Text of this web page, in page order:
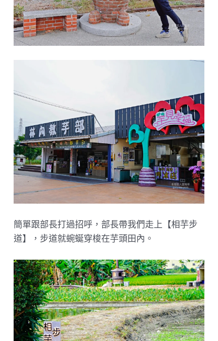
簡單跟部長打過招呼，部長帶我們走上【相芋步
道】，步道就蜿蜒穿梭在芋頭田內。